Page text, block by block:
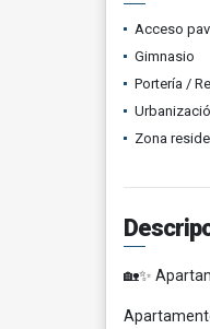
Acceso
Gimnasio
Portería /
Zona
🏡✨